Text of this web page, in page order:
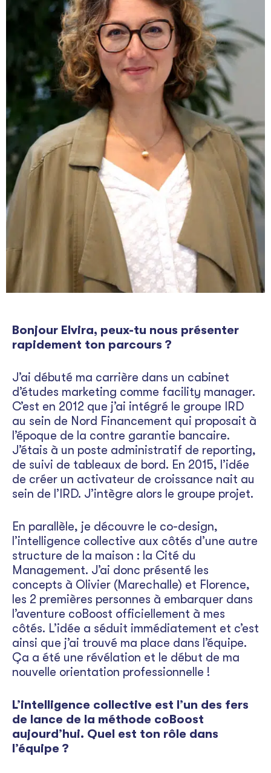
Bonjour Elvira, peux-tu nous présenter
rapidement ton parcours ?
J’ai débuté ma carrière dans un cabinet
d’études marketing comme facility manager.
C’est en 2012 que j’ai intégré le groupe IRD
au sein de Nord Financement qui proposait à
l’époque de la contre garantie bancaire.
J’étais à un poste administratif de reporting,
de suivi de tableaux de bord. En 2015, l’idée
de créer un activateur de croissance nait au
sein de l’IRD. J’intègre alors le groupe projet.
En parallèle, je découvre le co-design,
l’intelligence collective aux côtés d’une autre
structure de la maison : la Cité du
Management. J’ai donc présenté les
concepts à Olivier (Marechalle) et Florence,
les 2 premières personnes à embarquer dans
l’aventure coBoost officiellement à mes
côtés. L’idée a séduit immédiatement et c’est
ainsi que j’ai trouvé ma place dans l’équipe.
Ça a été une révélation et le début de ma
nouvelle orientation professionnelle !
L’intelligence collective est l’un des fers
de lance de la méthode coBoost
aujourd’hui. Quel est ton rôle dans
l’équipe ?